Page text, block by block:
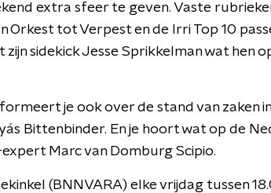
extra sfeer te geven. Vaste
Orkest tot Verpest en de Irri Top 10
zijn sidekick Jesse Sprikkelman wat hen
je ook over de stand van zaken
Bittenbinder. En je hoort wat op de
Marc van Domburg Scipio.
(BNNVARA) elke vrijdag tussen